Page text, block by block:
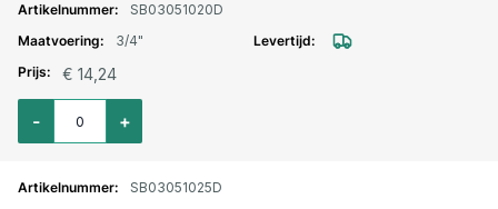
SB03051020D
3/4"
€ 14,24
Aantal voor Drinkwater kogelkraan mess. vernikkeld 3/4"
+
-
SB03051025D